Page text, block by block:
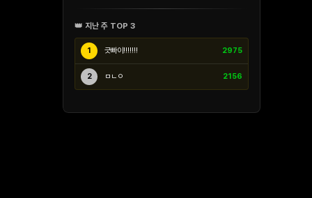
👑 지난 주 TOP 3
1 긋빠이!!!!!!! 2975
2 ㅁㄴㅇ 2156